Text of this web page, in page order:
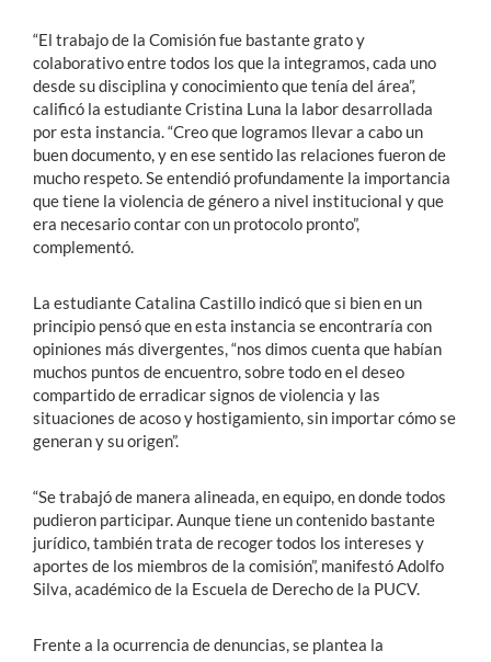
“El trabajo de la Comisión fue bastante grato y
colaborativo entre todos los que la integramos, cada uno
desde su disciplina y conocimiento que tenía del área”,
calificó la estudiante Cristina Luna la labor desarrollada
por esta instancia. “Creo que logramos llevar a cabo un
buen documento, y en ese sentido las relaciones fueron de
mucho respeto. Se entendió profundamente la importancia
que tiene la violencia de género a nivel institucional y que
era necesario contar con un protocolo pronto”,
complementó.
La estudiante Catalina Castillo indicó que si bien en un
principio pensó que en esta instancia se encontraría con
opiniones más divergentes, “nos dimos cuenta que habían
muchos puntos de encuentro, sobre todo en el deseo
compartido de erradicar signos de violencia y las
situaciones de acoso y hostigamiento, sin importar cómo se
generan y su origen”.
“Se trabajó de manera alineada, en equipo, en donde todos
pudieron participar. Aunque tiene un contenido bastante
jurídico, también trata de recoger todos los intereses y
aportes de los miembros de la comisión”, manifestó Adolfo
Silva, académico de la Escuela de Derecho de la PUCV.
Frente a la ocurrencia de denuncias, se plantea la